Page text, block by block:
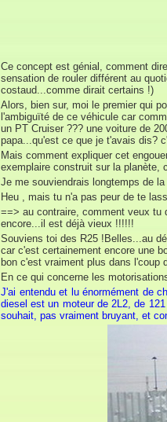
Ce concept est génial, comment
sensation de rouler différent au
costaud...comme dirait certains !)
Alors, bien sur, moi le premier qui
l'ambiguïté de ce véhicule car
un PT Cruiser ??? une voiture de
papa...qu'est ce que je t'avais dis?
Mais comment expliquer cet
exemplaire construit sur la planète,
Je me souviendrais longtemps de
Heu , mais tu n'a pas peur de te
==> au contraire, comment veux tu
encore...il est déjà vieux !!!!!!
Souviens toi des R25 !Belles...au
car c'est certainement encore une
bon c'est vraiment plus dans l'coup
En ce qui concerne les
J'ai entendu et lu énormément de
diesel est un moteur de 2L2, de
souhait, pas vraiment bruyant, et